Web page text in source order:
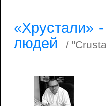
«Хрустали»
людей
/